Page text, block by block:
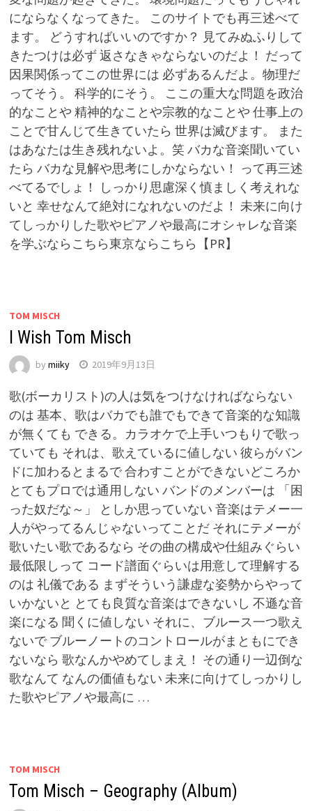
にならなくなってきた。 このサイトでも再三述べて
ます。 どうすればいいのですか？ 見てみぬふりして
きたつけは必ず 返さなきゃならないのだよ！ だって
因果関係ってこの世界には 必ずあるんだよ。物理だ
ってそう。 科学的にそう。 ここの重大な問題を政治
的なことや 精神的なことや宗教的なことや 仕事上の
ことで甘んじて生きていたら 世界は滅びます。 また
はあなたは生き残れないよ。笑 バカな音楽聞いてい
たら バカな見解や思考にしかならない！ って再三述
べてるでしょ！ しっかり思慮深く慎ましく考えれな
いと 幸せなんて絶対になれないのだよ！ 未来に向け
てしっかりした歌やピアノや最高にオシャレな音楽
を学ぶならこちら東京ならこちら【PR】
TOM MISCH
I Wish Tom Misch
by miiky 2019年9月13日
歌(ボーカリスト)の人は気をつけなければならない
のは 基本、歌はバカでも誰でもできて音楽的な知識
が無くても できる。カラオケで上手いつもりで歌っ
ていても それは、歌えているに値しない 彼らがバン
ドに加わるとまるで 合わすことができないどころか
とてもプロでは通用しない バンドのメンバーは 「困
った奴だな～」 としか思っていない 音楽はテメー一
人がやってるんじゃないってことだ それにテメーが
歌いたい歌であるなら その曲の構成や仕組みぐらい
最低限しって コード譜面ぐらいは用意して理解する
のは 礼儀である まずそういう謙虚な姿勢からやって
いかないと とても良質な音楽はできないし 不遜な音
楽になる 聞くに値しない それに、ブルース一つ歌え
ないで ブルーノートのコントロールがまともにでき
ないなら 歌なんかやめてしまえ！ その通り一辺倒な
歌なんて なんの価値もない 未来に向けてしっかりし
た歌やピアノや最高に …
TOM MISCH
Tom Misch – Geography (Album)